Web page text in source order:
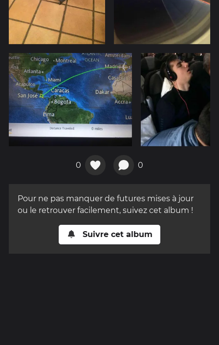
0 0
Pour ne pas manquer de futures mises à jour
ou le retrouver facilement, suivez cet album !
Suivre cet album